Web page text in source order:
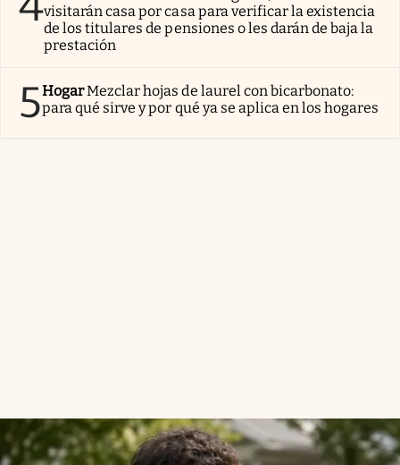
visitarán casa por casa para verificar la existencia
de los titulares de pensiones o les darán de baja la
prestación
5HogarMezclar hojas de laurel con bicarbonato:
para qué sirve y por qué ya se aplica en los hogares